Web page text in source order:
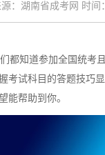
源：湖南省成考网 时间
知道参加全国统考
考试科目的答题技巧
能帮助到你。